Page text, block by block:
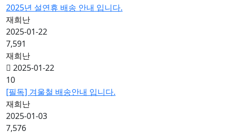
2025년 설연휴 배송 안내 입니다.
재희난
2025-01-22
7,591
재희난
2025-01-22
10
[필독] 겨울철 배송안내 입니다.
재희난
2025-01-03
7,576